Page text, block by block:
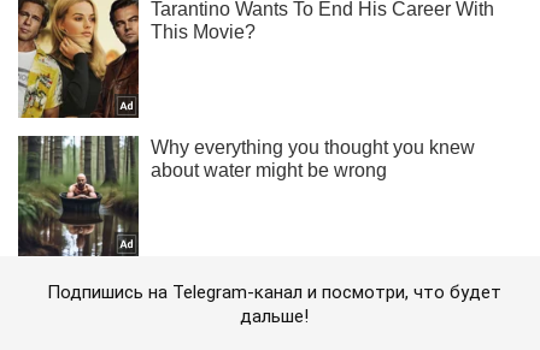
Подпишись на Telegram-канал и посмотри, что будет
дальше!